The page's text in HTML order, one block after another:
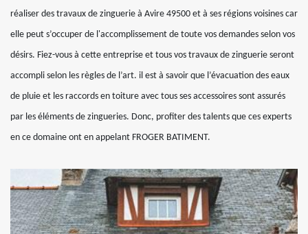
réaliser des travaux de zinguerie à Avire 49500 et à ses régions voisines car
elle peut s’occuper de l'accomplissement de toute vos demandes selon vos
désirs. Fiez-vous à cette entreprise et tous vos travaux de zinguerie seront
accompli selon les règles de l’art. il est à savoir que l’évacuation des eaux
de pluie et les raccords en toiture avec tous ses accessoires sont assurés
par les éléments de zingueries. Donc, profiter des talents que ces experts
en ce domaine ont en appelant FROGER BATIMENT.